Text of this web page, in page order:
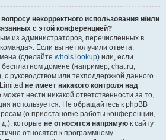
некорректного использования и/или
с этой конференцией?
из администраторов, перечисленных в
Если вы не получили ответа,
(сделайте whois lookup) или, если
домене (например, chat.ru,
с руководством или техподдержкой данного
не имеет никакого контроля над
может нести никакой ответственности за то,
используется. Не обращайтесь к phpBB
(о приостановке работы конференции,
д.), которые не относятся напрямую к сайту
относятся к программному